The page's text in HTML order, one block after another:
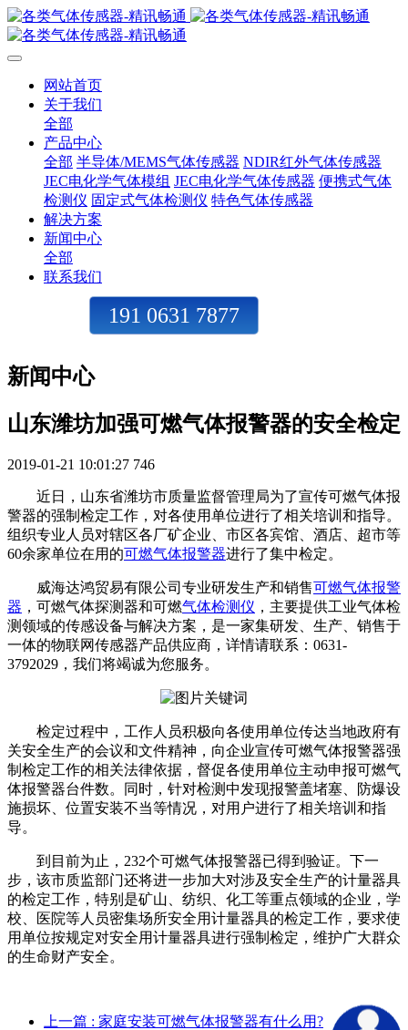
网站首页
关于我们
全部
产品中心
全部 半导体/MEMS气体传感器 NDIR红外气体传感器
JEC电化学气体模组 JEC电化学气体传感器 便携式气体
检测仪 固定式气体检测仪 特色气体传感器
解决方案
新闻中心
全部
联系我们
191 0631 7877
新闻中心
山东潍坊加强可燃气体报警器的安全检定
2019-01-21 10:01:27 746
近日，山东省潍坊市质量监督管理局为了宣传可燃气体报
警器的强制检定工作，对各使用单位进行了相关培训和指导。
组织专业人员对辖区各厂矿企业、市区各宾馆、酒店、超市等
60余家单位在用的可燃气体报警器进行了集中检定。
威海达鸿贸易有限公司专业研发生产和销售可燃气体报警
器 ，可燃气体探测器和可燃气体检测仪 ，主要提供工业气体检
测领域的传感设备与解决方案，是一家集研发、生产、销售于
一体的物联网传感器产品供应商，详情请联系：0631-
3792029，我们将竭诚为您服务。
检定过程中，工作人员积极向各使用单位传达当地政府有
关安全生产的会议和文件精神，向企业宣传可燃气体报警器强
制检定工作的相关法律依据，督促各使用单位主动申报可燃气
体报警器台件数。同时，针对检测中发现报警盖堵塞、防爆设
施损坏、位置安装不当等情况，对用户进行了相关培训和指
导。
到目前为止，232个可燃气体报警器已得到验证。下一
步，该市质监部门还将进一步加大对涉及安全生产的计量器具
的检定工作，特别是矿山、纺织、化工等重点领域的企业，学
校、医院等人员密集场所安全用计量器具的检定工作，要求使
用单位按规定对安全用计量器具进行强制检定，维护广大群众
的生命财产安全。
上一篇 : 家庭安装可燃气体报警器有什么用?